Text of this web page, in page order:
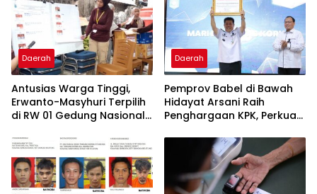
Daerah
Antusias Warga Tinggi,
Erwanto-Masyhuri Terpilih
di RW 01 Gedung Nasional
Daerah
Pemprov Babel di Bawah
Hidayat Arsani Raih
Penghargaan KPK, Perkuat
Good Governance